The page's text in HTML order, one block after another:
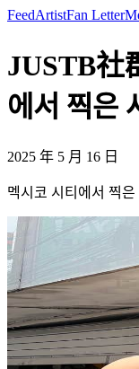
FeedArtistFan Letter
JUSTB社
에서 찍은
2025 年 5 月 16 日
멕시코 시티에서 찍은